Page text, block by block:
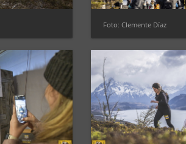
Foto: Clemente Díaz